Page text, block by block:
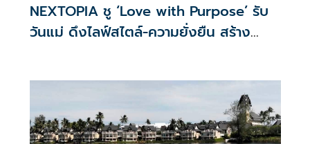
NEXTOPIA ชู ‘Love with Purpose’ รับ
วันแม่ ดึงไลฟ์สไตล์-ความยั่งยืน สร้าง